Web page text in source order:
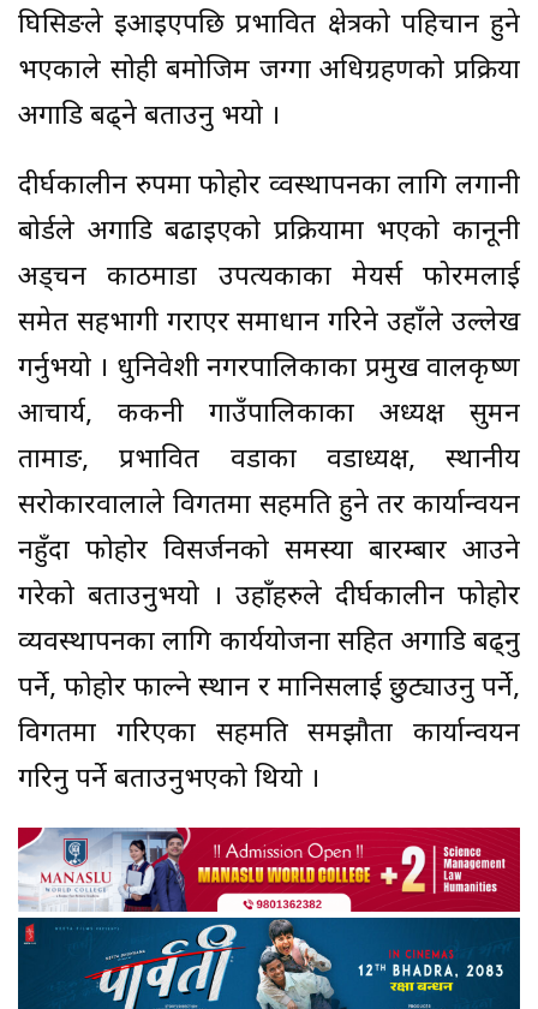
घिसिङले इआइएपछि प्रभावित क्षेत्रको पहिचान हुने
भएकाले सोही बमोजिम जग्गा अधिग्रहणको प्रक्रिया
अगाडि बढ्ने बताउनु भयो ।
दीर्घकालीन रुपमा फोहोर व्वस्थापनका लागि लगानी
बोर्डले अगाडि बढाइएको प्रक्रियामा भएको कानूनी
अड्चन काठमाडौं उपत्यकाका मेयर्स फोरमलाई
समेत सहभागी गराएर समाधान गरिने उहाँले उल्लेख
गर्नुभयो । धुनिवेशी नगरपालिकाका प्रमुख वालकृष्ण
आचार्य, ककनी गाउँपालिकाका अध्यक्ष सुमन
तामाङ, प्रभावित वडाका वडाध्यक्ष, स्थानीय
सरोकारवालाले विगतमा सहमति हुने तर कार्यान्वयन
नहुँदा फोहोर विसर्जनको समस्या बारम्बार आउने
गरेको बताउनुभयो । उहाँहरुले दीर्घकालीन फोहोर
व्यवस्थापनका लागि कार्ययोजना सहित अगाडि बढ्नु
पर्ने, फोहोर फाल्ने स्थान र मानिसलाई छुट्याउनु पर्ने,
विगतमा गरिएका सहमति समझौता कार्यान्वयन
गरिनु पर्ने बताउनुभएको थियो ।